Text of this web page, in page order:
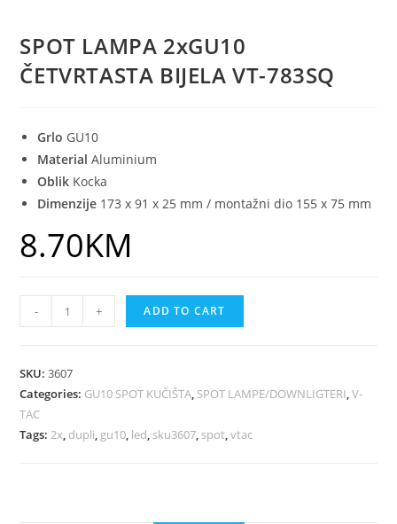
SPOT LAMPA 2xGU10
ČETVRTASTA BIJELA VT-783SQ
Grlo GU10
MaterialAluminium
Oblik Kocka
Dimenzije 173 x 91 x 25 mm / montažni dio 155 x 75 mm
8.70KM
- + ADD TO CART
SKU:3607
Categories: GU10 SPOT KUČIŠTA, SPOT LAMPE/DOWNLIGTERI,V-
TAC
Tags:2x, dupli, gu10, led, sku3607, spot,vtac